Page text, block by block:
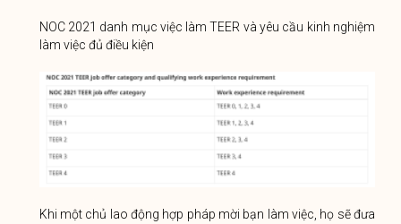
NOC 2021 danh mục việc làm TEER và yêu cầu kinh nghiệm
làm việc đủ điều kiện
Khi một chủ lao động hợp pháp mời bạn làm việc, họ sẽ đưa